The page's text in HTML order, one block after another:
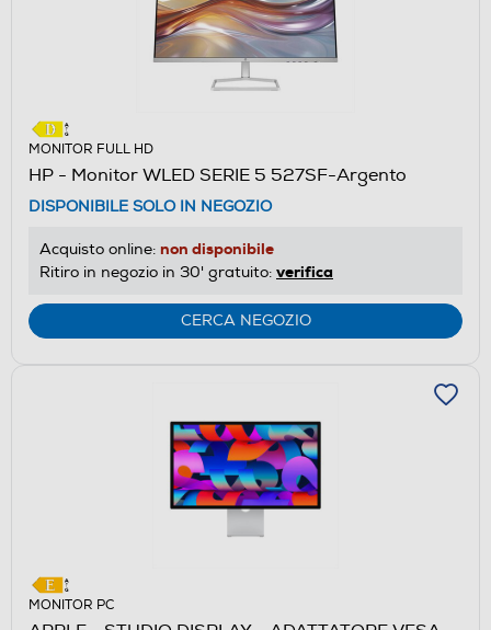
MONITOR FULL HD
HP - Monitor WLED SERIE 5 527SF-Argento
DISPONIBILE SOLO IN NEGOZIO
Acquisto online: non disponibile
Ritiro in negozio in 30' gratuito: verifica
CERCA NEGOZIO
MONITOR PC